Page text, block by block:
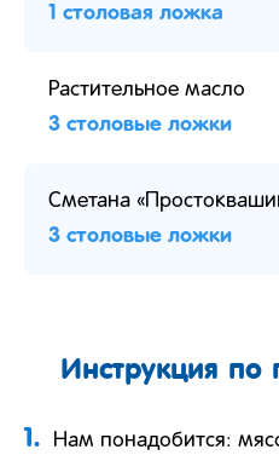
1 столовая ложка
Растительное масло
3 столовые ложки
Сметана
3 столовые ложки
Инструкция по
1.
Нам понадобится: